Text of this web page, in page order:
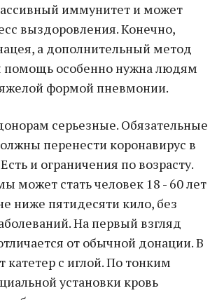
иммунитет и может
выздоровления. Конечно,
а дополнительный метод
помощь особенно нужна людям
формой пневмонии.
серьезные. Обязательные
перенести коронавирус в
и ограничения по возрасту.
может стать человек 18 - 60 лет
ниже пятидесяти кило, без
На первый взгляд
от обычной донации. В
катетер с иглой. По тонким
установки кровь